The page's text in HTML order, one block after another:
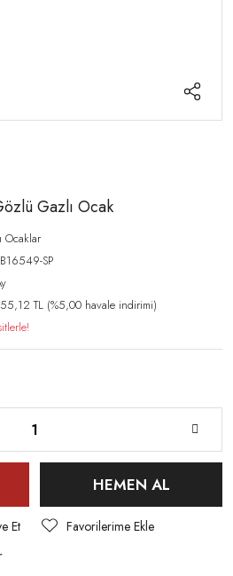
Gazlı Ocak
Ocaklar
SP
TL (%5,00 havale indirimi)
HEMEN AL
Et